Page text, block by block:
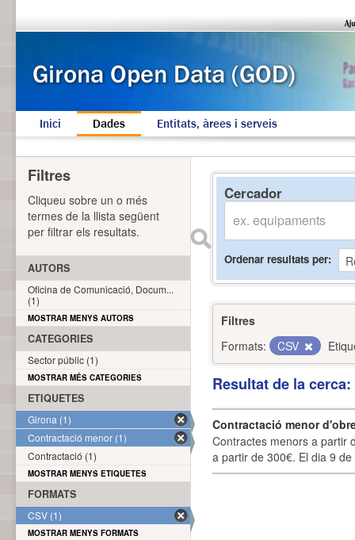
Inici Dades Entitats, àrees i serveis
Cercador
Ordenar resultats per
Filtres
Formats:
CSV
Resultat de la
Contractació menor
Contractes menors a partir
a partir de 300€. El dia 9
Filtres
Cliqueu sobre un o més
termes de la llista següent
per filtrar els resultats.
AUTORS
Oficina de Comunicació, Docum...
(1)
MOSTRAR MENYS AUTORS
CATEGORIES
Sector públic (1)
MOSTRAR MÉS CATEGORIES
ETIQUETES
Girona (1)
Contractació menor (1)
Contractació (1)
MOSTRAR MENYS ETIQUETES
FORMATS
CSV (1)
MOSTRAR MENYS FORMATS